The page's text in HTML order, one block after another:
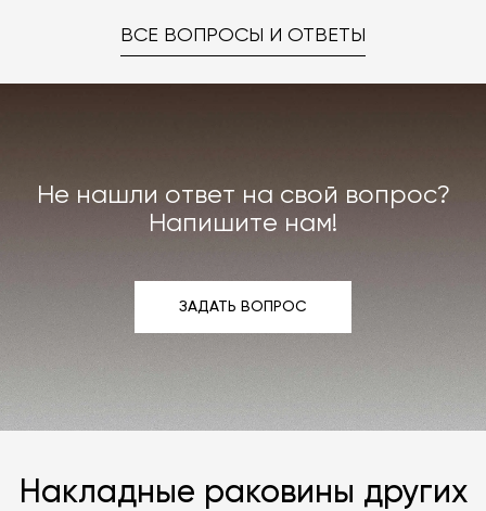
выбрать среди них ту, которая подойдёт
именно вам. Даже если на странице товара
ВСЕ ВОПРОСЫ И ОТВЕТЫ
Не нашли ответ на свой вопрос?
Напишите нам!
ЗАДАТЬ ВОПРОС
Накладные раковины других